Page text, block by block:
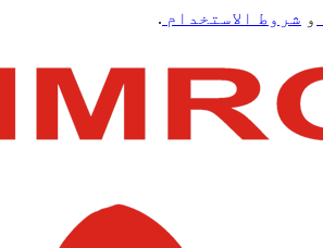
و شروط الاستخدام .